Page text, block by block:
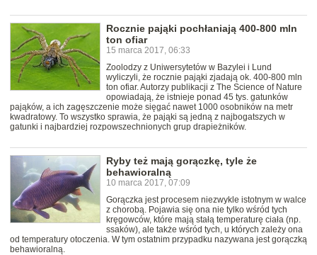
Rocznie pająki pochłaniają 400-800 mln
ton ofiar
15 marca 2017, 06:33
Zoolodzy z Uniwersytetów w Bazylei i Lund
wyliczyli, że rocznie pająki zjadają ok. 400-800 mln
ton ofiar. Autorzy publikacji z The Science of Nature
opowiadają, że istnieje ponad 45 tys. gatunków
pająków, a ich zagęszczenie może sięgać nawet 1000 osobników na metr
kwadratowy. To wszystko sprawia, że pająki są jedną z najbogatszych w
gatunki i najbardziej rozpowszechnionych grup drapieżników.
Ryby też mają gorączkę, tyle że
behawioralną
10 marca 2017, 07:09
Gorączka jest procesem niezwykle istotnym w walce
z chorobą. Pojawia się ona nie tylko wśród tych
kręgowców, które mają stałą temperaturę ciała (np.
ssaków), ale także wśród tych, u których zależy ona
od temperatury otoczenia. W tym ostatnim przypadku nazywana jest gorączką
behawioralną.